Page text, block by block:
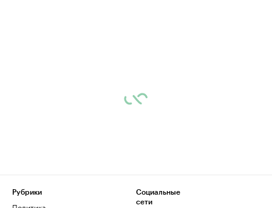
Рубрики
Социальные
сети